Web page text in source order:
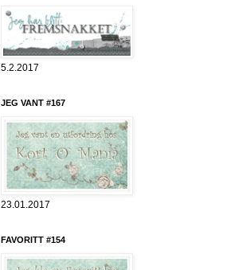
5.2.2017
JEG VANT #167
23.01.2017
FAVORITT #154